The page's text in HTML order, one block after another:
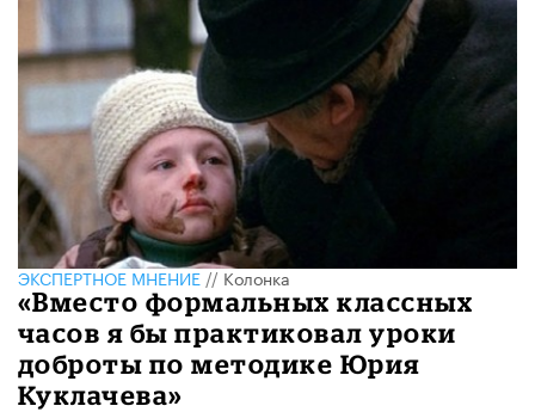
ЭКСПЕРТНОЕ МНЕНИЕ//Колонка
«Вместо формальных классных
часов я бы практиковал уроки
доброты по методике Юрия
Куклачева»